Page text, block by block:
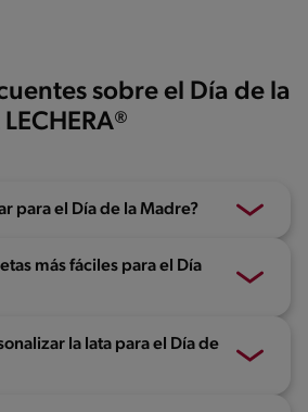
sobre el Día de la
para el Día de la Madre?
más fáciles para el Día
la lata para el Día de